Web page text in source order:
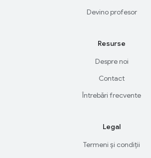
Devino profesor
Resurse
Despre noi
Contact
Întrebări frecvente
Legal
Termeni și condiții